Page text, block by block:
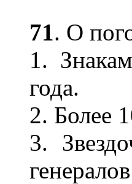
71. О
1.
года.
2. Более
3.